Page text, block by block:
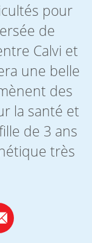
pour
de
Calvi et
une belle
des
la santé et
de 3 ans
très